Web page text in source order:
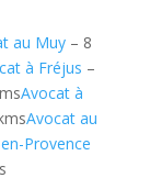
au Muy– 8
à Fréjus –
Avocat à
Avocat au
Provence